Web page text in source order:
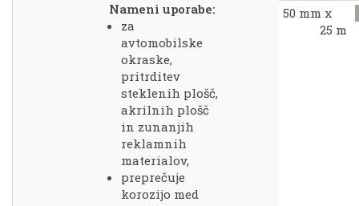
Nameni uporabe:
za
avtomobilske
okraske,
pritrditev
steklenih plošč,
akrilnih plošč
in zunanjih
reklamnih
materialov,
preprečuje
korozijo med
50 mm x
25 m